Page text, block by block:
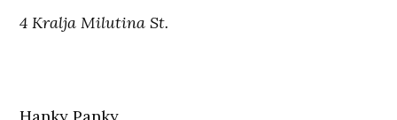
4 Kralja Milutina St.
Hanky Panky